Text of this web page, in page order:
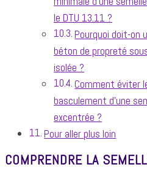
le DTU 13.11 ?
Pourquoi doit-on
béton de propreté
isolée ?
Comment éviter
basculement d'une
excentrée ?
Pour aller plus loin
COMPRENDRE LA